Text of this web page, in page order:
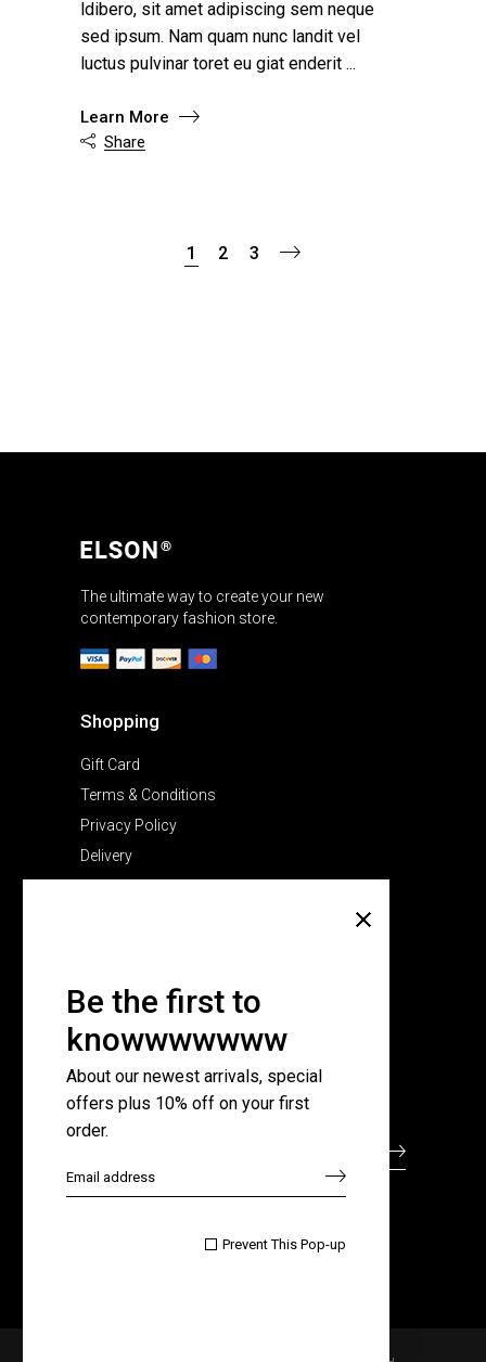
Be the first to
knowwwwwww
About our newest arrivals, special
offers plus 10% off on your first
order.

Prevent This Pop-up
ldibero, sit amet adipiscing sem neque
sed ipsum. Nam quam nunc landit vel
luctus pulvinar toret eu giat enderit
Learn More
 Share
1 2 3
The ultimate way to create your new
contemporary fashion store.
Shopping
Gift Card
Terms & Conditions
Privacy Policy
Delivery
Pricing Plans
FAQ Page
Subscribe for newsletter